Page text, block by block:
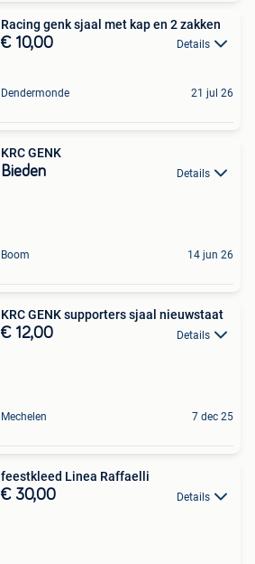
Racing genk sjaal met kap en 2 zakken
€ 10,00 Details
Dendermonde 21 jul 26
KRC GENK
Bieden Details
Boom 14 jun 26
KRC GENK supporters sjaal nieuwstaat
€ 12,00 Details
Mechelen 7 dec 25
feestkleed Linea Raffaelli
€ 30,00 Details